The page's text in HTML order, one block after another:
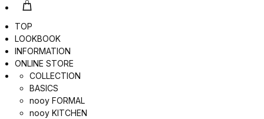
TOP
LOOKBOOK
INFORMATION
ONLINE STORE
COLLECTION
BASICS
nooy FORMAL
nooy KITCHEN